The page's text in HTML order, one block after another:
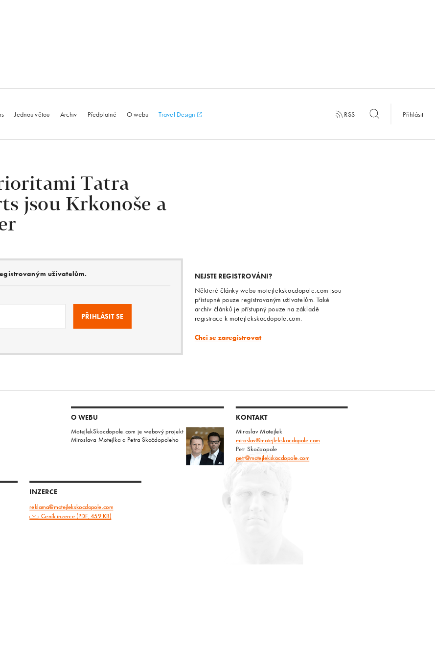
Jednou větou Archiv Předplatné O webu Travel Design RSS Přihlásit
Tatra
jsou Krkonoše a
uživatelům. NEJSTE REGISTROVÁNI?
Některé články webu motejlekskocdopole.com jsou
přístupné pouze registrovaným uživatelům. Také
archív článků je přístupný pouze na základě
registrace k motejlekskocdopole.com.
Chci se zaregistrovat
O WEBU
MotejlekSkocdopole.com je webový projekt
Miroslava Motejlka a Petra Skočdopoleho
KONTAKT
Miroslav Motejlek
miroslav@motejlekskocdopole.com
Petr Skočdopole
petr@motejlekskocdopole.com
INZERCE
reklama@motejlekskocdopole.com
Ceník inzerce (PDF, 459 KB)